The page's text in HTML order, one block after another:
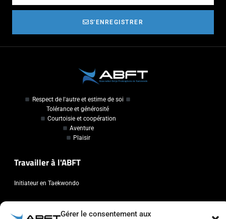
Gérer le consentement aux
S'ENREGISTRER
Respect de l'autre et estime de soi
Tolérance et générosité
Courtoisie et coopération
Aventure
Plaisir
Travailler à l'ABFT
Initiateur en Taekwondo